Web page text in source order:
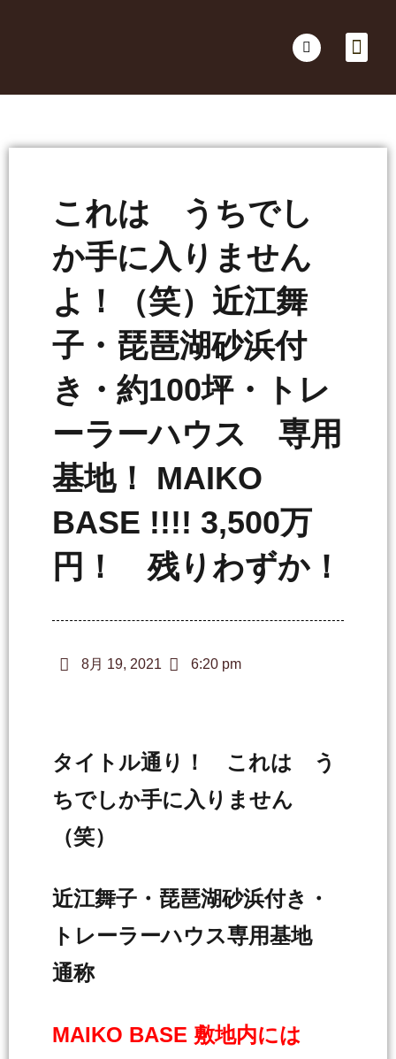
これは うちでし
か手に入りません
よ！（笑）近江舞
子・琵琶湖砂浜付
き・約100坪・トレ
ーラーハウス 専用
基地！ MAIKO
BASE !!!! 3,500万
円！ 残りわずか！
8月 19, 2021 6:20 pm
タイトル通り！ これは う
ちでしか手に入りません
（笑）
近江舞子・琵琶湖砂浜付き・
トレーラーハウス専用基地
通称
MAIKO BASE 敷地内には